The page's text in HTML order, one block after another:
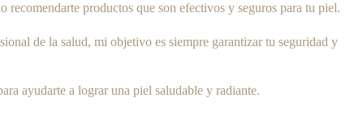
productos que son efectivos y seguros para tu piel.
de la salud, mi objetivo es siempre garantizar tu seguridad y
ayudarte a lograr una piel saludable y radiante.